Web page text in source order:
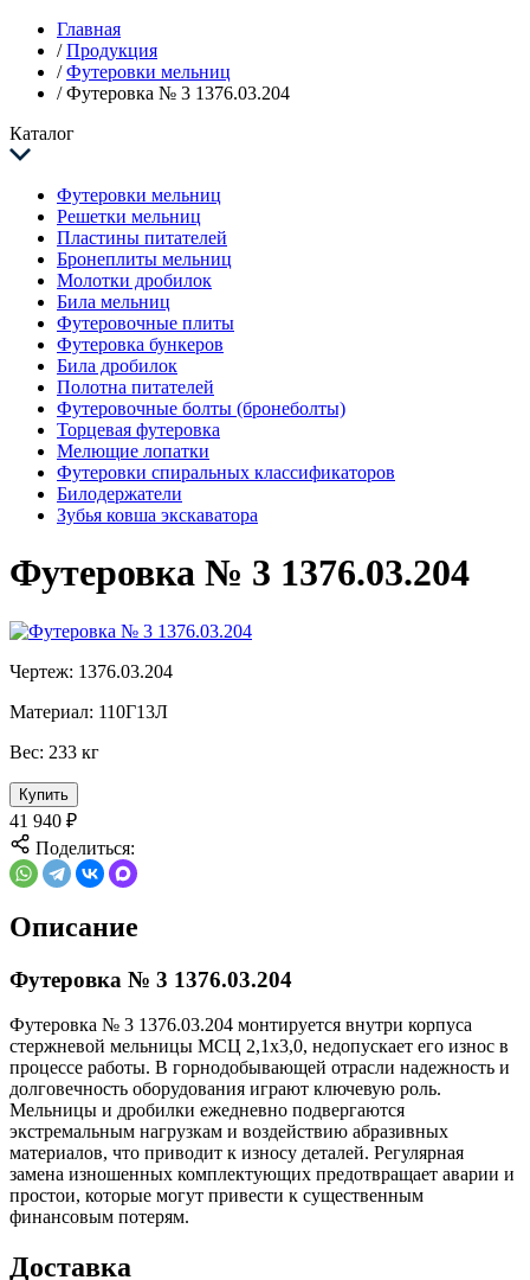
Главная
/ Продукция
/ Футеровки мельниц
/ Футеровка № 3 1376.03.204
Каталог
Футеровки мельниц
Решетки мельниц
Пластины питателей
Бронеплиты мельниц
Молотки дробилок
Била мельниц
Футеровочные плиты
Футеровка бункеров
Била дробилок
Полотна питателей
Футеровочные болты (бронеболты)
Торцевая футеровка
Мелющие лопатки
Футеровки спиральных классификаторов
Билодержатели
Зубья ковша экскаватора
Футеровка № 3 1376.03.204
Чертеж: 1376.03.204
Материал: 110Г13Л
Вес: 233 кг
Купить
41 940 ₽
Поделиться:
Описание
Футеровка № 3 1376.03.204
Футеровка № 3 1376.03.204 монтируется внутри корпуса
стержневой мельницы МСЦ 2,1х3,0, недопускает его износ в
процессе работы. В горнодобывающей отрасли надежность и
долговечность оборудования играют ключевую роль.
Мельницы и дробилки ежедневно подвергаются
экстремальным нагрузкам и воздействию абразивных
материалов, что приводит к износу деталей. Регулярная
замена изношенных комплектующих предотвращает аварии и
простои, которые могут привести к существенным
финансовым потерям.
Доставка